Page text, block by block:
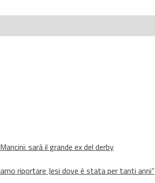
sarà il grande ex del derby
riportare Jesi dove è stata per tanti anni”